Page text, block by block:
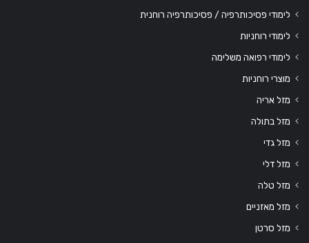
לימודי פסיכותרפיה / פסיכותרפיה רוחנית
לימודי רוחניות
לימודי רפואה משלימה
מוצרי רוחניות
מזל אריה
מזל בתולה
מזל גדי
מזל דלי
מזל טלה
מזל מאזניים
מזל סרטן